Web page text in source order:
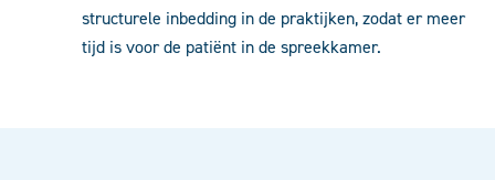
structurele inbedding in de praktijken, zodat er meer
tijd is voor de patiënt in de spreekkamer.